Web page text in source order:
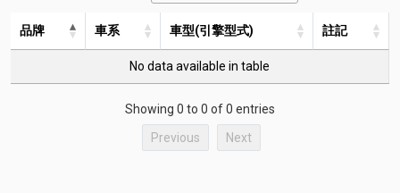
品牌 車系 車型(引擎型式) 註記
No data available in table
Showing 0 to 0 of 0 entries
Previous Next